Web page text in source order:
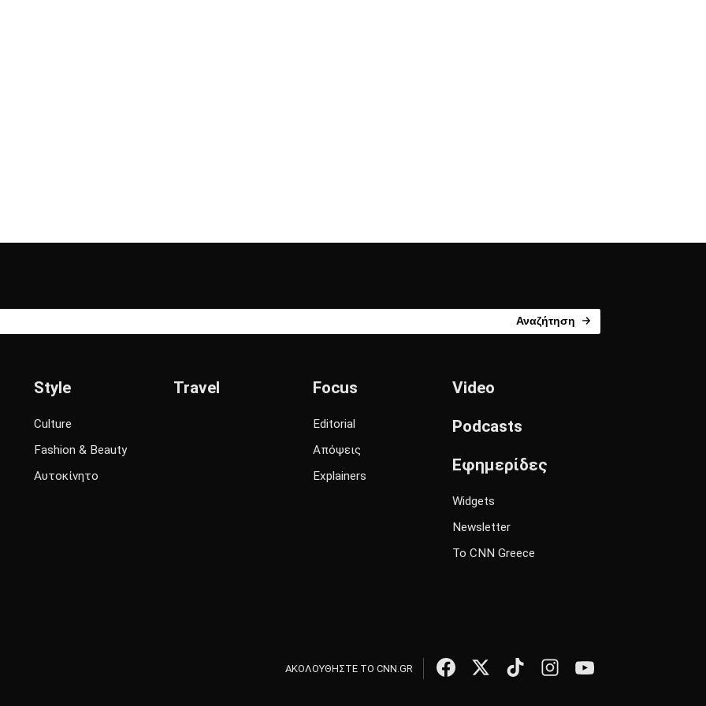
Αναζήτηση
Style
Culture
Fashion & Beauty
Αυτοκίνητο
Travel Focus
Editorial
Απόψεις
Explainers
Video
Podcasts
Εφημερίδες
Widgets
Newsletter
Το CNN Greece
ΑΚΟΛΟΥΘΗΣΤΕ ΤΟ CNN.GR